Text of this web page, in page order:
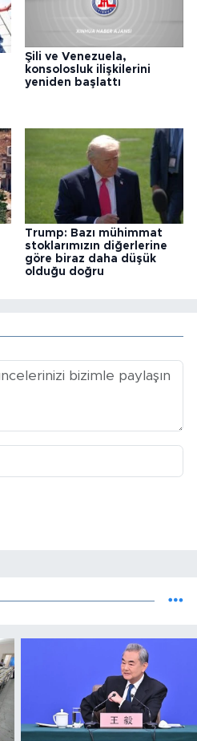
Şili ve Venezuela,
konsolosluk ilişkilerini
yeniden başlattı
Trump: Bazı mühimmat
stoklarımızın diğerlerine
göre biraz daha düşük
olduğu doğru